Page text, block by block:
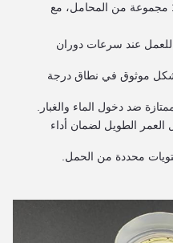
عادةً ما تستخدم محصيله أكثر من 100 مجموعة من المحامل، مع
عند سرعات دوران
موثوق في نطاق درجة
ضد دخول الماء والغبار.
العمر الطويل لضمان أداء
محددة من الحمل.